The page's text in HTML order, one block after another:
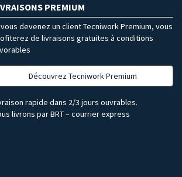
PREMIUM
devenez un client Tecniwork Premium, vous
de livraisons gratuites à conditions
Découvrez Tecniwork Premium
rapide dans 2/3 jours ouvrables.
livrons par BRT – courrier express